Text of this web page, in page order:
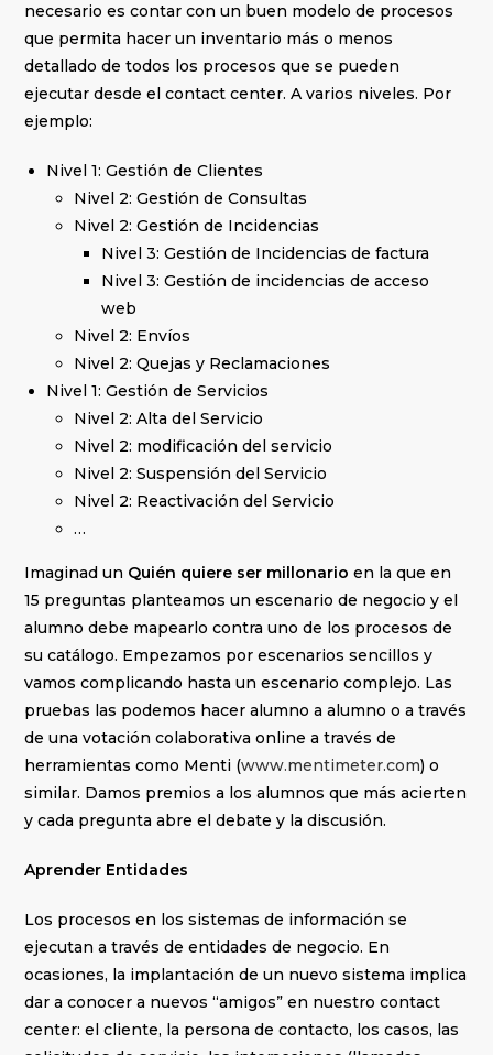
necesario es contar con un buen modelo de procesos
que permita hacer un inventario más o menos
detallado de todos los procesos que se pueden
ejecutar desde el contact center. A varios niveles. Por
ejemplo:
Nivel 1: Gestión de Clientes
Nivel 2: Gestión de Consultas
Nivel 2: Gestión de Incidencias
Nivel 3: Gestión de Incidencias de factura
Nivel 3: Gestión de incidencias de acceso
web
Nivel 2: Envíos
Nivel 2: Quejas y Reclamaciones
Nivel 1: Gestión de Servicios
Nivel 2: Alta del Servicio
Nivel 2: modificación del servicio
Nivel 2: Suspensión del Servicio
Nivel 2: Reactivación del Servicio
…
Imaginad un Quién quiere ser millonario en la que en
15 preguntas planteamos un escenario de negocio y el
alumno debe mapearlo contra uno de los procesos de
su catálogo. Empezamos por escenarios sencillos y
vamos complicando hasta un escenario complejo. Las
pruebas las podemos hacer alumno a alumno o a través
de una votación colaborativa online a través de
herramientas como Menti (www.mentimeter.com) o
similar. Damos premios a los alumnos que más acierten
y cada pregunta abre el debate y la discusión.
Aprender Entidades
Los procesos en los sistemas de información se
ejecutan a través de entidades de negocio. En
ocasiones, la implantación de un nuevo sistema implica
dar a conocer a nuevos “amigos” en nuestro contact
center: el cliente, la persona de contacto, los casos, las